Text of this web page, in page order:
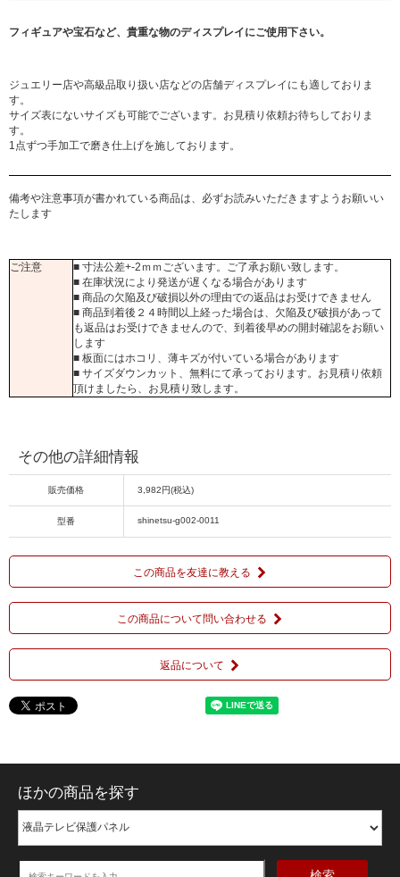
フィギュアや宝石など、貴重な物のディスプレイにご使用下さい。
ジュエリー店や高級品取り扱い店などの店舗ディスプレイにも適しておりま
す。
サイズ表にないサイズも可能でございます。お見積り依頼お待ちしておりま
す。
1点ずつ手加工で磨き仕上げを施しております。
備考や注意事項が書かれている商品は、必ずお読みいただきますようお願いい
たします
ご注意
■ 寸法公差+-2ｍｍございます。ご了承お願い致します。
■ 在庫状況により発送が遅くなる場合があります
■ 商品の欠陥及び破損以外の理由での返品はお受けできません
■ 商品到着後２４時間以上経った場合は、欠陥及び破損があって
も返品はお受けできませんので、到着後早めの開封確認をお願い
します
■ 板面にはホコリ、薄キズが付いている場合があります
■ サイズダウンカット、無料にて承っております。お見積り依頼
頂けましたら、お見積り致します。
その他の詳細情報
販売価格 3,982円(税込)
型番 shinetsu-g002-0011
この商品を友達に教える
この商品について問い合わせる
返品について
ほかの商品を探す